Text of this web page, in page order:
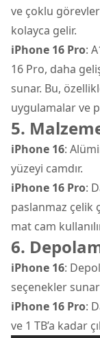
ve çoklu
kolayca gelir.
iPhone 16 Pro:
16 Pro, daha
sunar. Bu,
uygulamalar ve
5.
iPhone 16:
yüzeyi camdır.
iPhone 16 Pro:
paslanmaz çelik
mat cam
6.
iPhone 16:
seçenekler
iPhone 16 Pro:
ve 1 TB’a kadar